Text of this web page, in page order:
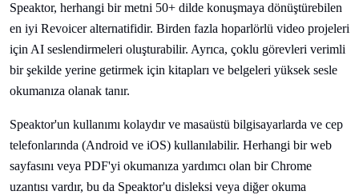
Speaktor, herhangi bir metni 50+ dilde konuşmaya dönüştürebilen
en iyi Revoicer alternatifidir. Birden fazla hoparlörlü video projeleri
için AI seslendirmeleri oluşturabilir. Ayrıca, çoklu görevleri verimli
bir şekilde yerine getirmek için kitapları ve belgeleri yüksek sesle
okumanıza olanak tanır.
Speaktor'un kullanımı kolaydır ve masaüstü bilgisayarlarda ve cep
telefonlarında (Android ve iOS) kullanılabilir. Herhangi bir web
sayfasını veya PDF'yi okumanıza yardımcı olan bir Chrome
uzantısı vardır, bu da Speaktor'u disleksi veya diğer okuma